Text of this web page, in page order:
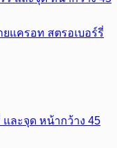
ละจุด หน้ากว้าง 45